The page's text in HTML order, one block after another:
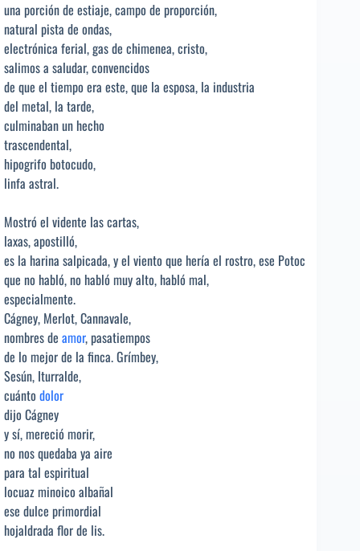
una porción de estiaje, campo de proporción,
natural pista de ondas,
electrónica ferial, gas de chimenea, cristo,
salimos a saludar, convencidos
de que el tiempo era este, que la esposa, la industria
del metal, la tarde,
culminaban un hecho
trascendental,
hipogrifo botocudo,
linfa astral.
Mostró el vidente las cartas,
laxas, apostilló,
es la harina salpicada, y el viento que hería el rostro, ese Potoc
que no habló, no habló muy alto, habló mal,
especialmente.
Cágney, Merlot, Cannavale,
nombres de amor, pasatiempos
de lo mejor de la finca. Grímbey,
Sesún, Iturralde,
cuánto dolor
dijo Cágney
y sí, mereció morir,
no nos quedaba ya aire
para tal espiritual
locuaz minoico albañal
ese dulce primordial
hojaldrada flor de lis.